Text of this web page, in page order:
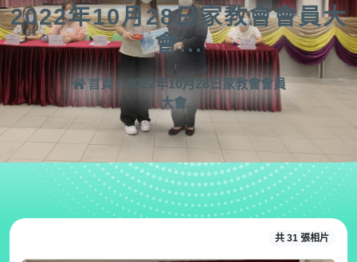
2022年10月28日家教會會員大
會...
首頁 > 2022年10月28日家教會會員
大會...
共 31 張相片